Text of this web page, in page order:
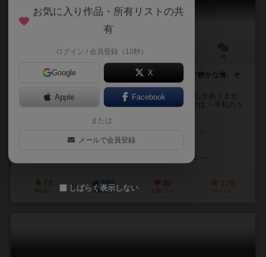
45分前後
そこに潜っているのはイルカかサメか？ イルカが泳ぐ静かな海、そ
れとも一番サメが多い海、どちらで勝つ？
このゲームの構成物はイルカカードとサメカード、2種しかありませ
ん。 この2種のカードのみでゲームを行います。 手番では ・手札のう
ロルフ・ヴォークト（Rolf Vogt）
ドライ マーギア シュピーレ（Drei Magier Spiele）
73
興味あり
290
経験あり お気に入り
179
持ってる
お気に入り作品・所有リストの共
有
ログイン / 会員登録（10秒）
Google X
Apple Facebook
または
メールで会員登録
しばらく表示しない